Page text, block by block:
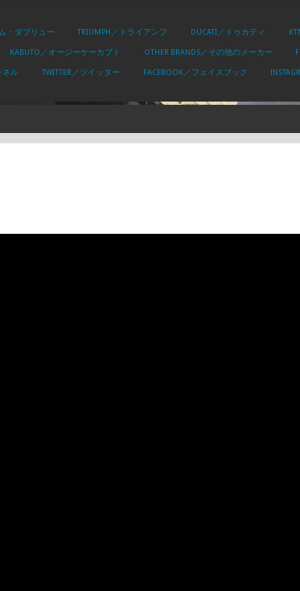
・ダブリュー TRIUMPH／トライアンフ DUCATI／ドゥカティ
KABUTO／オージーケーカブト OTHER BRANDS／その他のメーカー
ネル TWITTER／ツイッター FACEBOOK／フェイスブック